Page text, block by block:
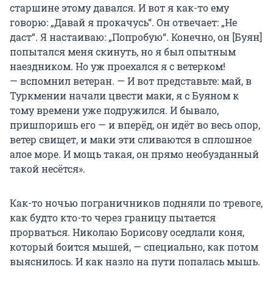
старшине этому давался. И вот я как-то ему
говорю: „Давай я прокачусь“. Он отвечает: „Не
даст“. Я настаиваю: „Попробую“. Конечно, он [Буян]
попытался меня скинуть, но я был опытным
наездником. Но уж проехался я с ветерком!
— вспомнил ветеран. — И вот представьте: май, в
Туркмении начали цвести маки, я с Буяном к
тому времени уже подружился. И бывало,
пришпоришь его — и вперёд, он идёт во весь опор,
ветер свищет, и маки эти сливаются в сплошное
алое море. И мощь такая, он прямо необузданный
такой несётся».
Как-то ночью пограничников подняли по тревоге,
как будто кто-то через границу пытается
прорваться. Николаю Борисову оседлали коня,
который боится мышей, — специально, как потом
выяснилось. И как назло на пути попалась мышь.